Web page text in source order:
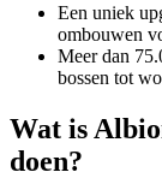
Een uniek
ombouwen
Meer dan
bossen tot
Wat is
doen?